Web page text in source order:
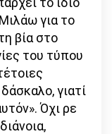
για το
βία στο
του τύπου
γιατί
Όχι ρε